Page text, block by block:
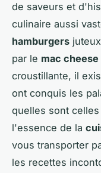
de saveurs et
culinaire aussi
hamburgers
par le mac cheese
croustillante, il
ont conquis les
quelles sont
l'essence de la
vous transporter
les recettes